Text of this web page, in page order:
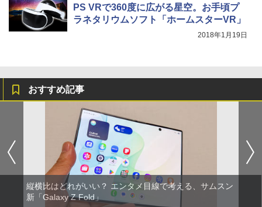
PS VRで360度に広がる星空。お手頃プ
ラネタリウムソフト「ホームスターVR」
2018年1月19日
おすすめ記事
縦横比はどれがいい？ エンタメ目線で考える、サムスン
新「Galaxy Z Fold」